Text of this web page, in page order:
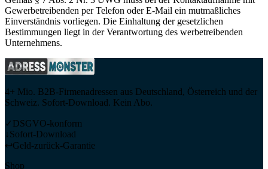
Gewerbetreibenden per Telefon oder E-Mail ein mutmaßliches
Einverständnis vorliegen. Die Einhaltung der gesetzlichen
Bestimmungen liegt in der Verantwortung des werbetreibenden
Unternehmens.
4+ Mio. B2B-Firmenadressen aus Deutschland, Österreich und der
Schweiz. Sofort-Download. Kein Abo.
✓ DSGVO-konform
↓Sofort-Download
↩Geld-zurück-Garantie
Shop